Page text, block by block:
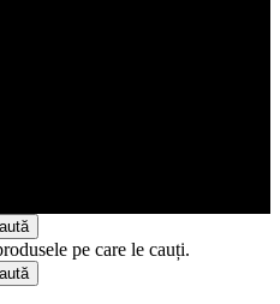
pe care le cauți.